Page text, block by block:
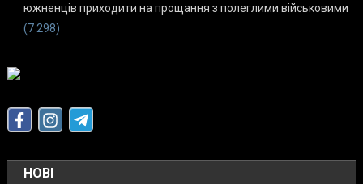
южненців приходити на прощання з полеглими військовими
(7 298)
НОВІ